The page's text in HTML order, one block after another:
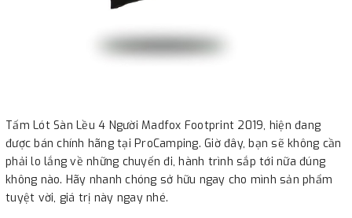
Tấm Lót Sàn Lều 4 Người Madfox Footprint 2019, hiện đang
được bán chính hãng tại ProCamping. Giờ đây, bạn sẽ không cần
phải lo lắng về những chuyến đi, hành trình sắp tới nữa đúng
không nào. Hãy nhanh chóng sở hữu ngay cho mình sản phẩm
tuyệt vời, giá trị này ngay nhé.